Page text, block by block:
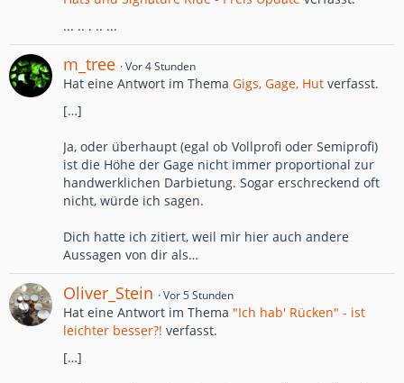
... .. . .. ...
m_tree Vor 4 Stunden
Hat eine Antwort im Thema Gigs, Gage, Hut verfasst.
[…]
Ja, oder überhaupt (egal ob Vollprofi oder Semiprofi)
ist die Höhe der Gage nicht immer proportional zur
handwerklichen Darbietung. Sogar erschreckend oft
nicht, würde ich sagen.
Dich hatte ich zitiert, weil mir hier auch andere
Aussagen von dir als…
Oliver_Stein Vor 5 Stunden
Hat eine Antwort im Thema "Ich hab' Rücken" - ist
leichter besser?! verfasst.
[…]